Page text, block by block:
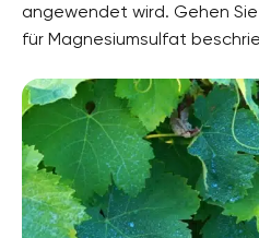
angewendet wird. Gehen
für Magnesiumsulfat